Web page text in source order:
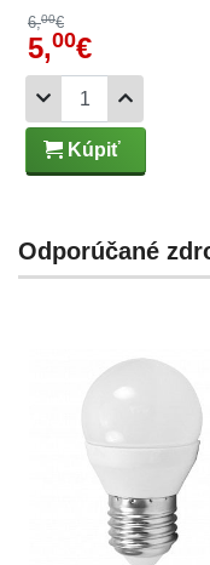
6,00€
5,00€
Kúpiť
Odporúčané